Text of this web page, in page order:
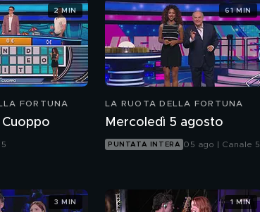
FORTUNA
2 MIN
LA RUOTA DELLA FORTUNA
Mercoledì 5 agosto
PUNTATA INTERA 05 ago | Canale 5
61 MIN
3 MIN 1 MIN